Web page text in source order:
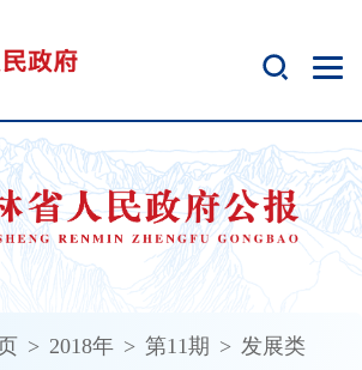
> 2018年 > 第11期 > 发展类